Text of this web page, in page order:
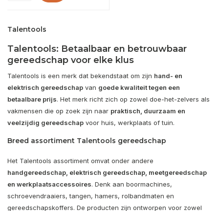
Talentools
Talentools: Betaalbaar en betrouwbaar
gereedschap voor elke klus
Talentools is een merk dat bekendstaat om zijn hand- en
elektrisch gereedschap van goede kwaliteit tegen een
betaalbare prijs. Het merk richt zich op zowel doe-het-zelvers als
vakmensen die op zoek zijn naar praktisch, duurzaam en
veelzijdig gereedschap voor huis, werkplaats of tuin.
Breed assortiment Talentools gereedschap
Het Talentools assortiment omvat onder andere
handgereedschap, elektrisch gereedschap, meetgereedschap
en werkplaatsaccessoires. Denk aan boormachines,
schroevendraaiers, tangen, hamers, rolbandmaten en
gereedschapskoffers. De producten zijn ontworpen voor zowel